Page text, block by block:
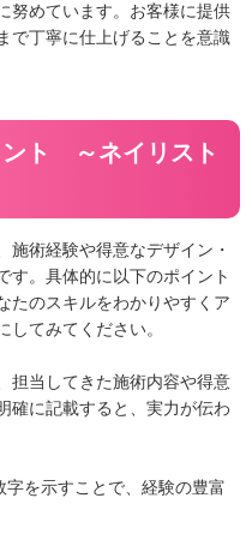
努めています。お客様に提供
で丁寧に仕上げることを意識
ント ～ネイリスト
施術経験や得意なデザイン・
す。具体的に以下のポイント
たのスキルをわかりやすくア
してみてください。
担当してきた施術内容や得意
確に記載すると、実力が伝わ
字を示すことで、経験の豊富